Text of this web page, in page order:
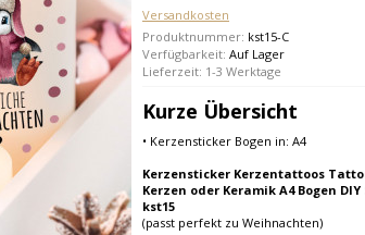
Versandkosten
Produktnummer: kst15-C
Verfügbarkeit: Auf Lager
Lieferzeit: 1-3 Werktage
Kurze Übersicht
• Kerzensticker Bogen in: A4
Kerzensticker Kerzentattoos
Kerzen oder Keramik A4 Bogen
kst15
(passt perfekt zu Weihnachten)